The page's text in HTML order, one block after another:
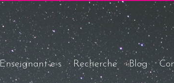
Enseignant-e-s Recherche Blog